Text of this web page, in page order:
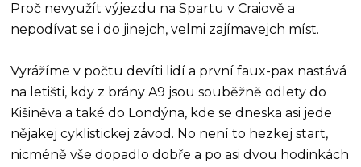
Proč nevyužít výjezdu na Spartu v Craiově a
nepodívat se i do jinejch, velmi zajímavejch míst.
Vyrážíme v počtu devíti lidí a první faux-pax nastává
na letišti, kdy z brány A9 jsou souběžně odlety do
Kišiněva a také do Londýna, kde se dneska asi jede
nějakej cyklistickej závod. No není to hezkej start,
nicméně vše dopadlo dobře a po asi dvou hodinkách